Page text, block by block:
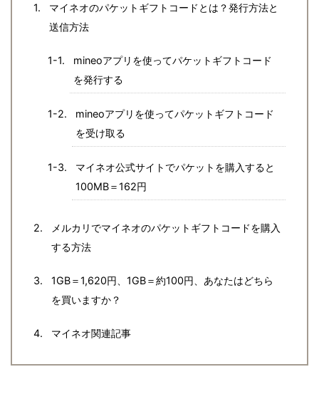
マイネオのパケットギフトコードとは？発行方法と
送信方法
mineoアプリを使ってパケットギフトコード
を発行する
mineoアプリを使ってパケットギフトコード
を受け取る
マイネオ公式サイトでパケットを購入すると
100MB＝162円
メルカリでマイネオのパケットギフトコードを購入
する方法
1GB＝1,620円、1GB＝約100円、あなたはどちら
を買いますか？
マイネオ関連記事